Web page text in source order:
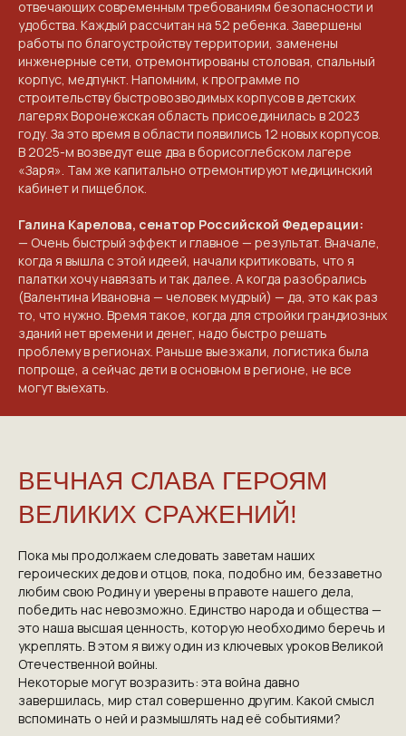
отвечающих современным требованиям безопасности и
удобства. Каждый рассчитан на 52 ребенка. Завершены
работы по благоустройству территории, заменены
инженерные сети, отремонтированы столовая, спальный
корпус, медпункт. Напомним, к программе по
строительству быстровозводимых корпусов в детских
лагерях Воронежская область присоединилась в 2023
году. За это время в области появились 12 новых корпусов.
В 2025-м возведут еще два в борисоглебском лагере
«Заря». Там же капитально отремонтируют медицинский
кабинет и пищеблок.
Галина Карелова, сенатор Российской Федерации:
— Очень быстрый эффект и главное — результат. Вначале,
когда я вышла с этой идеей, начали критиковать, что я
палатки хочу навязать и так далее. А когда разобрались
(Валентина Ивановна — человек мудрый) — да, это как раз
то, что нужно. Время такое, когда для стройки грандиозных
зданий нет времени и денег, надо быстро решать
проблему в регионах. Раньше выезжали, логистика была
попроще, а сейчас дети в основном в регионе, не все
могут выехать.
ВЕЧНАЯ СЛАВА ГЕРОЯМ
ВЕЛИКИХ СРАЖЕНИЙ!
Пока мы продолжаем следовать заветам наших
героических дедов и отцов, пока, подобно им, беззаветно
любим свою Родину и уверены в правоте нашего дела,
победить нас невозможно. Единство народа и общества —
это наша высшая ценность, которую необходимо беречь и
укреплять. В этом я вижу один из ключевых уроков Великой
Отечественной войны.
Некоторые могут возразить: эта война давно
завершилась, мир стал совершенно другим. Какой смысл
вспоминать о ней и размышлять над её событиями?
КОНТАКТЫ
ПРИГЛАШАЕМ ВАС
ПРИНЯТЬ УЧАСТИЕ В
ПРОЕКТЕ
NGKMOSCOW@YANDEX.RU